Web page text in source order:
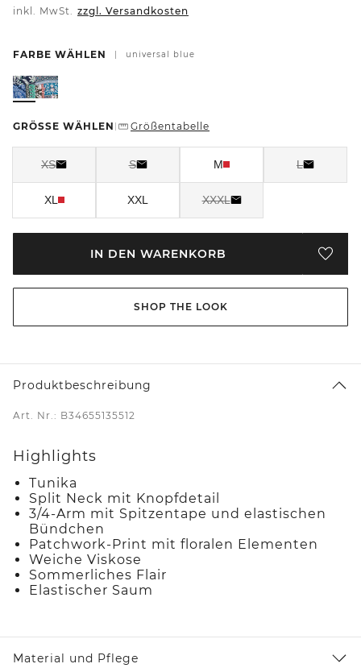
inkl. MwSt. zzgl. Versandkosten
FARBE WÄHLEN universal blue
GRÖSSE WÄHLEN Größentabelle
XS S M L
XL XXL XXXL
IN DEN WARENKORB
SHOP THE LOOK
Produktbeschreibung
Art. Nr.: B34655135512
Highlights
Tunika
Split Neck mit Knopfdetail
3/4-Arm mit Spitzentape und elastischen
Bündchen
Patchwork-Print mit floralen Elementen
Weiche Viskose
Sommerliches Flair
Elastischer Saum
Material und Pflege